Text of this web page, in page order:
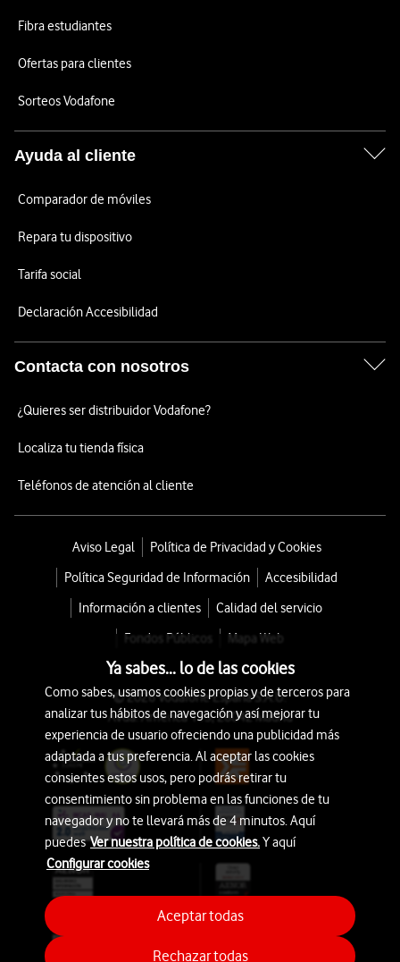
Fibra estudiantes
Ofertas para clientes
Sorteos Vodafone
Ayuda al cliente
Comparador de móviles
Repara tu dispositivo
Tarifa social
Declaración Accesibilidad
Contacta con nosotros
¿Quieres ser distribuidor Vodafone?
Localiza tu tienda física
Teléfonos de atención al cliente
Aviso Legal
Política de Privacidad y Cookies
Política Seguridad de Información
Accesibilidad
Información a clientes
Calidad del servicio
Fondos Públicos
Mapa Web
© 2026 Vodafone España S.A.U.
Avda. América 115, 28042 Madrid
Ya sabes... lo de las cookies
Como sabes, usamos cookies propias y de terceros para
analizar tus hábitos de navegación y así mejorar tu
experiencia de usuario ofreciendo una publicidad más
adaptada a tus preferencia. Al aceptar las cookies
consientes estos usos, pero podrás retirar tu
consentimiento sin problema en las funciones de tu
navegador y no te llevará más de 4 minutos. Aquí
puedesVer nuestra política de cookies.Y aquí
Configurar cookies
Rechazar todas
Aceptar todas